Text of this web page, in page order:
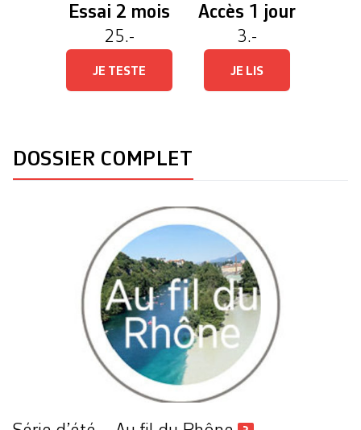
Essai 2 mois
25.-
JE TESTE
Accès 1 jour
3.-
JE LIS
DOSSIER COMPLET